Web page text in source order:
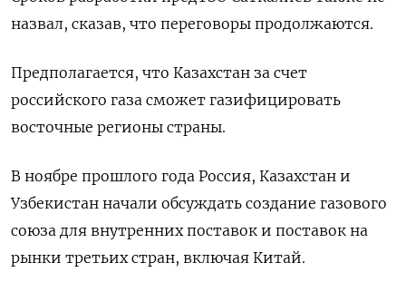
назвал, сказав, что переговоры продолжаются.
Предполагается, что Казахстан за счет
российского газа сможет газифицировать
восточные регионы страны.
В ноябре прошлого года Россия, Казахстан и
Узбекистан начали обсуждать создание газового
союза для внутренних поставок и поставок на
рынки третьих стран, включая Китай.